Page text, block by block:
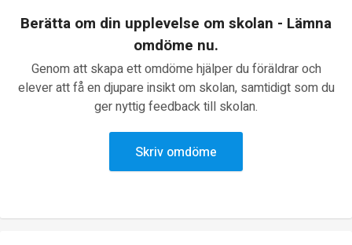
Berätta om din upplevelse om skolan - Lämna
omdöme nu.
Genom att skapa ett omdöme hjälper du föräldrar och
elever att få en djupare insikt om skolan, samtidigt som du
ger nyttig feedback till skolan.
Skriv omdöme